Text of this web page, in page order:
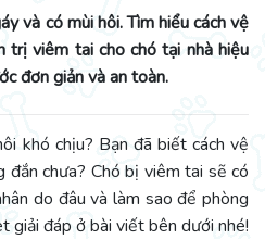
và có mùi hôi. Tìm hiểu cách vệ
trị viêm tai cho chó tại nhà hiệu
đơn giản và an toàn.
khó chịu? Bạn đã biết cách vệ
đắn chưa? Chó bị viêm tai sẽ có
do đâu và làm sao để phòng
giải đáp ở bài viết bên dưới nhé!